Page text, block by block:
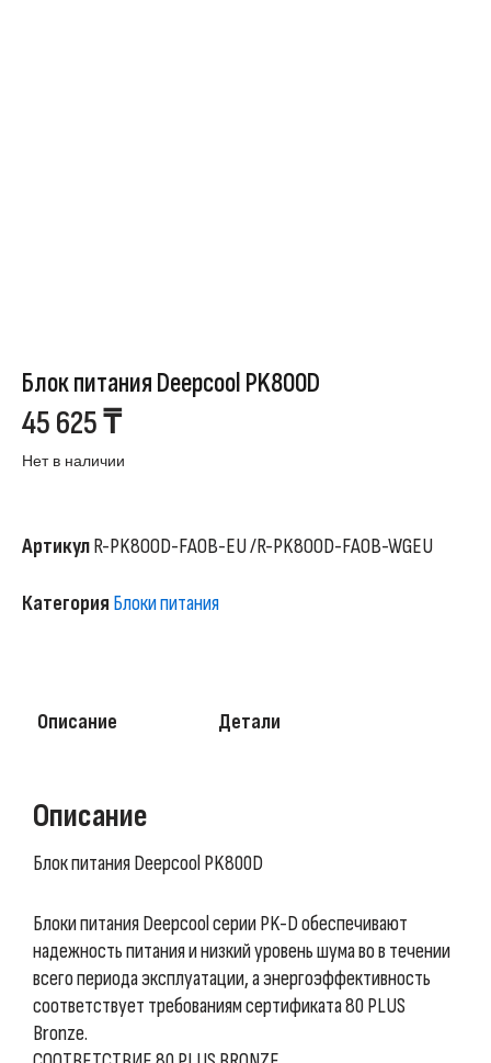
Блок питания Deepcool PK800D
45 625₸
Нет в наличии
АртикулR-PK800D-FA0B-EU /R-PK800D-FA0B-WGEU
Категория Блоки питания
Описание Детали
Описание
Блок питания Deepcool PK800D
Блоки питания Deepcool серии PK-D обеспечивают
надежность питания и низкий уровень шума во в течении
всего периода эксплуатации, а энергоэффективность
соответствует требованиям сертификата 80 PLUS
Bronze.